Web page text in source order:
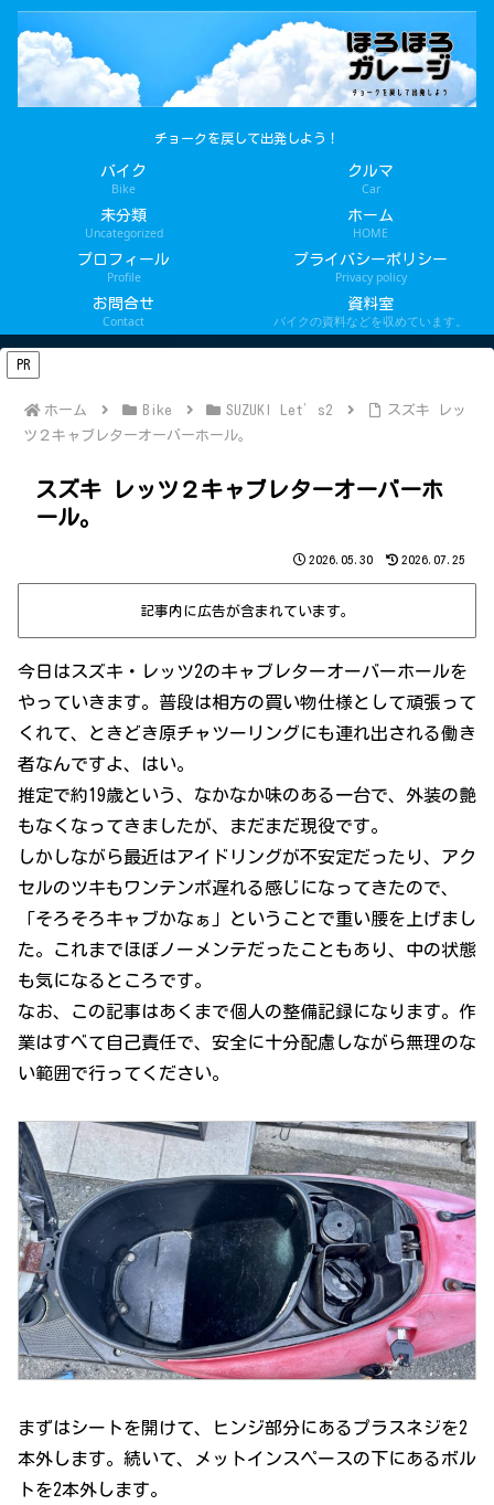
チョークを戻して出発しよう！
バイク
Bike
クルマ
Car
未分類
Uncategorized
ホーム
HOME
プロフィール
Profile
プライバシーポリシー
Privacy policy
お問合せ
Contact
資料室
バイクの資料などを収めています。
PR
ホーム Bike SUZUKI Let’s2
スズキ レッ
ツ２キャブレターオーバーホール。
スズキ レッツ２キャブレターオーバーホ
ール。
2026.05.30 2026.07.25
記事内に広告が含まれています。
今日はスズキ・レッツ2のキャブレターオーバーホールを
やっていきます。普段は相方の買い物仕様として頑張って
くれて、ときどき原チャツーリングにも連れ出される働き
者なんですよ、はい。
推定で約19歳という、なかなか味のある一台で、外装の艶
もなくなってきましたが、まだまだ現役です。
しかしながら最近はアイドリングが不安定だったり、アク
セルのツキもワンテンポ遅れる感じになってきたので、
「そろそろキャブかなぁ」ということで重い腰を上げまし
た。これまでほぼノーメンテだったこともあり、中の状態
も気になるところです。
なお、この記事はあくまで個人の整備記録になります。作
業はすべて自己責任で、安全に十分配慮しながら無理のな
い範囲で行ってください。
まずはシートを開けて、ヒンジ部分にあるプラスネジを2
本外します。続いて、メットインスペースの下にあるボル
トを2本外します。